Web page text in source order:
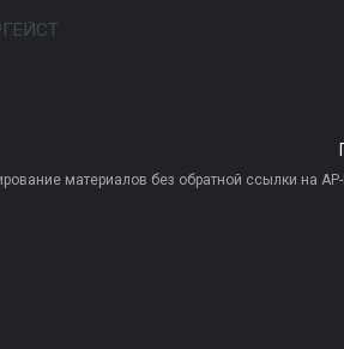
материалов без обратной ссылки на